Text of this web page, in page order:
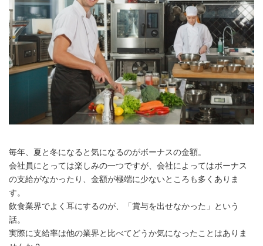
毎年、夏と冬になると気になるのがボーナスの金額。
会社員にとっては楽しみの一つですが、会社によってはボーナス
の支給がなかったり、金額が極端に少ないところも多くありま
す。
飲食業界でよく耳にするのが、「賞与を出せなかった」という
話。
実際に支給率は他の業界と比べてどうか気になったことはありま